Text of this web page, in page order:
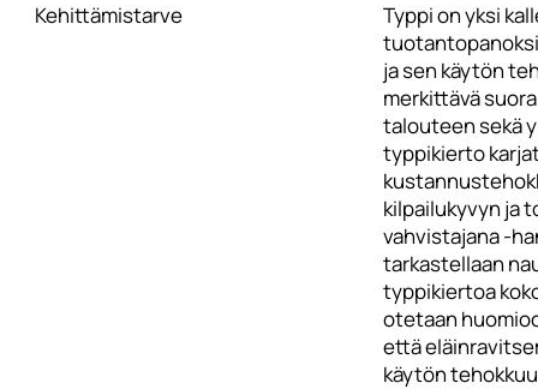
Kehittämistarve
Typpi on yksi
ja sen käytön
merkittävä
talouteen sekä
typpikierto
kilpailukyvyn ja
vahvistajana -
tarkastellaan
typpikiertoa
otetaan
että
käytön